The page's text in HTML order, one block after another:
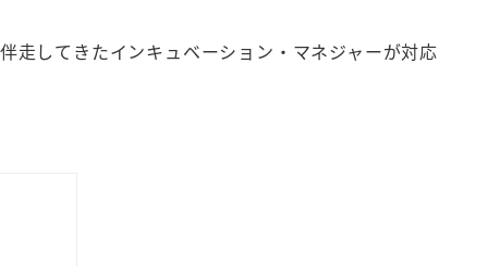
走してきたインキュベーション・マネジャーが対応